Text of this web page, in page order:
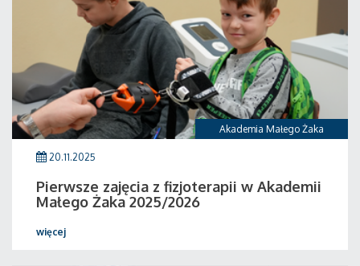
Akademia Małego Żaka
20.11.2025
Pierwsze zajęcia z fizjoterapii w Akademii
Małego Żaka 2025/2026
więcej